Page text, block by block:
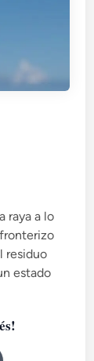
raya a lo
residuo
estado